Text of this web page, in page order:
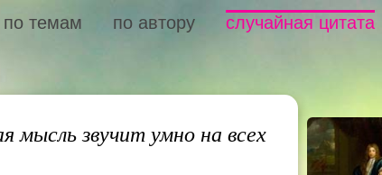
по темам по автору случайная цитата
звучит умно на всех